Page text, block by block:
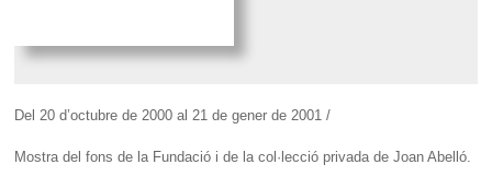
Del 20 d’octubre de 2000 al 21 de gener de 2001 /
Mostra del fons de la Fundació i de la col·lecció privada de Joan Abelló.